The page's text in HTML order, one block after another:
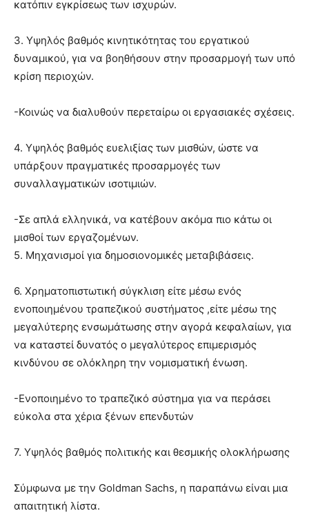
κατόπιν εγκρίσεως των ισχυρών.
3. Υψηλός βαθμός κινητικότητας του εργατικού
δυναμικού, για να βοηθήσουν στην προσαρμογή των υπό
κρίση περιοχών.
-Κοινώς να διαλυθούν περεταίρω οι εργασιακές σχέσεις.
4. Υψηλός βαθμός ευελιξίας των μισθών, ώστε να
υπάρξουν πραγματικές προσαρμογές των
συναλλαγματικών ισοτιμιών.
-Σε απλά ελληνικά, να κατέβουν ακόμα πιο κάτω οι
μισθοί των εργαζομένων.
5. Μηχανισμοί για δημοσιονομικές μεταβιβάσεις.
6. Χρηματοπιστωτική σύγκλιση είτε μέσω ενός
ενοποιημένου τραπεζικού συστήματος ,είτε μέσω της
μεγαλύτερης ενσωμάτωσης στην αγορά κεφαλαίων, για
να καταστεί δυνατός ο μεγαλύτερος επιμερισμός
κινδύνου σε ολόκληρη την νομισματική ένωση.
-Ενοποιημένο το τραπεζικό σύστημα για να περάσει
εύκολα στα χέρια ξένων επενδυτών
7. Υψηλός βαθμός πολιτικής και θεσμικής ολοκλήρωσης
Σύμφωνα με την Goldman Sachs, η παραπάνω είναι μια
απαιτητική λίστα.